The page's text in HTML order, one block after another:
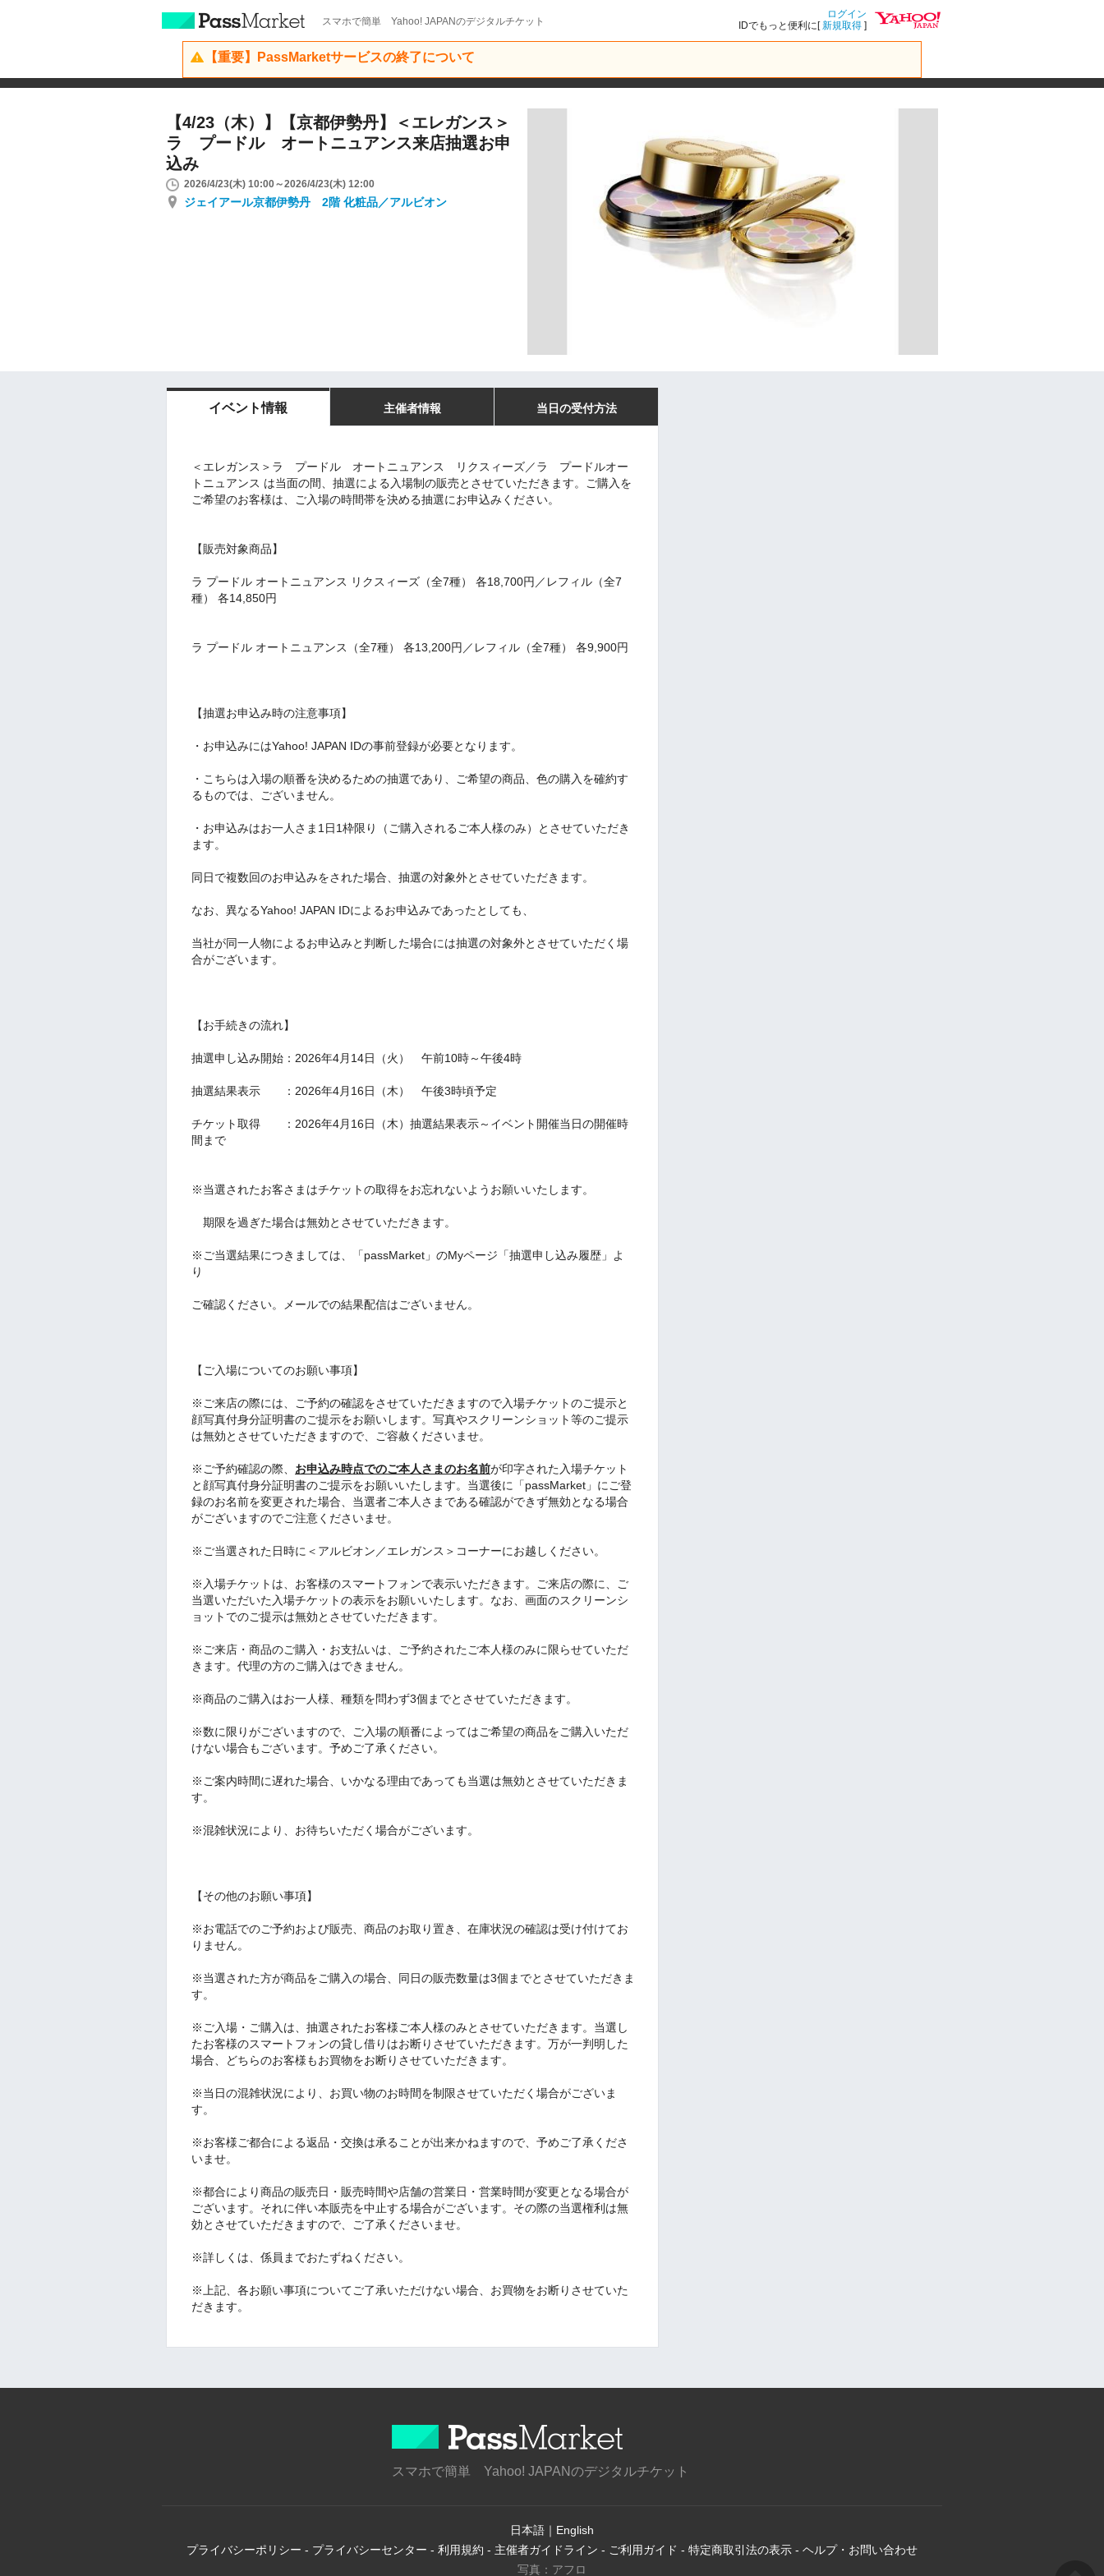
スマホで簡単 Yahoo! JAPANのデジタルチケット
ログイン
IDでもっと便利に[新規取得 ]
【重要】PassMarketサービスの終了について
【4/23（木）】【京都伊勢丹】＜エレガンス＞
ラ プードル オートニュアンス来店抽選お申
込み
2026/4/23(木) 10:00～2026/4/23(木) 12:00
ジェイアール京都伊勢丹 2階 化粧品／アルビオン
イベント情報 主催者情報 当日の受付方法
＜エレガンス＞ラ プードル オートニュアンス リクスィーズ／ラ プードルオー
トニュアンス は当面の間、抽選による入場制の販売とさせていただきます。ご購入を
ご希望のお客様は、ご入場の時間帯を決める抽選にお申込みください。
【販売対象商品】
ラ プードル オートニュアンス リクスィーズ（全7種） 各18,700円／レフィル（全7
種） 各14,850円
ラ プードル オートニュアンス（全7種） 各13,200円／レフィル（全7種） 各9,900円
【抽選お申込み時の注意事項】
・お申込みにはYahoo! JAPAN IDの事前登録が必要となります。
・こちらは入場の順番を決めるための抽選であり、ご希望の商品、色の購入を確約す
るものでは、ございません。
・お申込みはお一人さま1日1枠限り（ご購入されるご本人様のみ）とさせていただき
ます。
同日で複数回のお申込みをされた場合、抽選の対象外とさせていただきます。
なお、異なるYahoo! JAPAN IDによるお申込みであったとしても、
当社が同一人物によるお申込みと判断した場合には抽選の対象外とさせていただく場
合がございます。
【お手続きの流れ】
抽選申し込み開始：2026年4月14日（火） 午前10時～午後4時
抽選結果表示 ：2026年4月16日（木） 午後3時頃予定
チケット取得 ：2026年4月16日（木）抽選結果表示～イベント開催当日の開催時
間まで
※当選されたお客さまはチケットの取得をお忘れないようお願いいたします。
期限を過ぎた場合は無効とさせていただきます。
※ご当選結果につきましては、「passMarket」のMyページ「抽選申し込み履歴」よ
り
ご確認ください。メールでの結果配信はございません。
【ご入場についてのお願い事項】
※ご来店の際には、ご予約の確認をさせていただきますので入場チケットのご提示と
顔写真付身分証明書のご提示をお願いします。写真やスクリーンショット等のご提示
は無効とさせていただきますので、ご容赦くださいませ。
※ご予約確認の際、 お申込み時点でのご本人さまのお名前が印字された入場チケット
と顔写真付身分証明書のご提示をお願いいたします。当選後に「passMarket」にご登
録のお名前を変更された場合、当選者ご本人さまである確認ができず無効となる場合
がございますのでご注意くださいませ。
※ご当選された日時に＜アルビオン／エレガンス＞コーナーにお越しください。
※入場チケットは、お客様のスマートフォンで表示いただきます。ご来店の際に、ご
当選いただいた入場チケットの表示をお願いいたします。なお、画面のスクリーンシ
ョットでのご提示は無効とさせていただきます。
※ご来店・商品のご購入・お支払いは、ご予約されたご本人様のみに限らせていただ
きます。代理の方のご購入はできません。
※商品のご購入はお一人様、種類を問わず3個までとさせていただきます。
※数に限りがございますので、ご入場の順番によってはご希望の商品をご購入いただ
けない場合もございます。予めご了承ください。
※ご案内時間に遅れた場合、いかなる理由であっても当選は無効とさせていただきま
す。
※混雑状況により、お待ちいただく場合がございます。
【その他のお願い事項】
※お電話でのご予約および販売、商品のお取り置き、在庫状況の確認は受け付けてお
りません。
※当選された方が商品をご購入の場合、同日の販売数量は3個までとさせていただきま
す。
※ご入場・ご購入は、抽選されたお客様ご本人様のみとさせていただきます。当選し
たお客様のスマートフォンの貸し借りはお断りさせていただきます。万が一判明した
場合、どちらのお客様もお買物をお断りさせていただきます。
※当日の混雑状況により、お買い物のお時間を制限させていただく場合がございま
す。
※お客様ご都合による返品・交換は承ることが出来かねますので、予めご了承くださ
いませ。
※都合により商品の販売日・販売時間や店舗の営業日・営業時間が変更となる場合が
ございます。それに伴い本販売を中止する場合がございます。その際の当選権利は無
効とさせていただきますので、ご了承くださいませ。
※詳しくは、係員までおたずねください。
※上記、各お願い事項についてご了承いただけない場合、お買物をお断りさせていた
だきます。
スマホで簡単 Yahoo! JAPANのデジタルチケット
日本語 ｜ English
プライバシーポリシー - プライバシーセンター - 利用規約 - 主催者ガイドライン - ご利用ガイド - 特定商取引法の表示 - ヘルプ・お問い合わせ
写真：アフロ